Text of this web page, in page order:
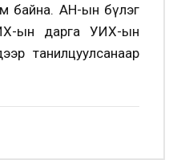
байна. АН-ын бүлэг
ын дарга УИХ-ын
танилцуулсанаар